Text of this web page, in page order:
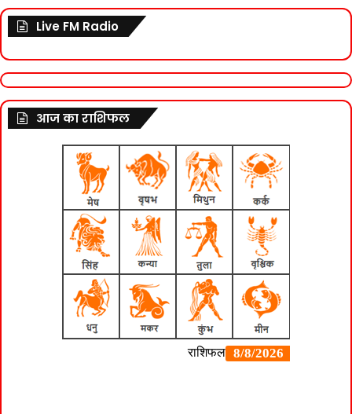
Live FM Radio
आज का राशिफल